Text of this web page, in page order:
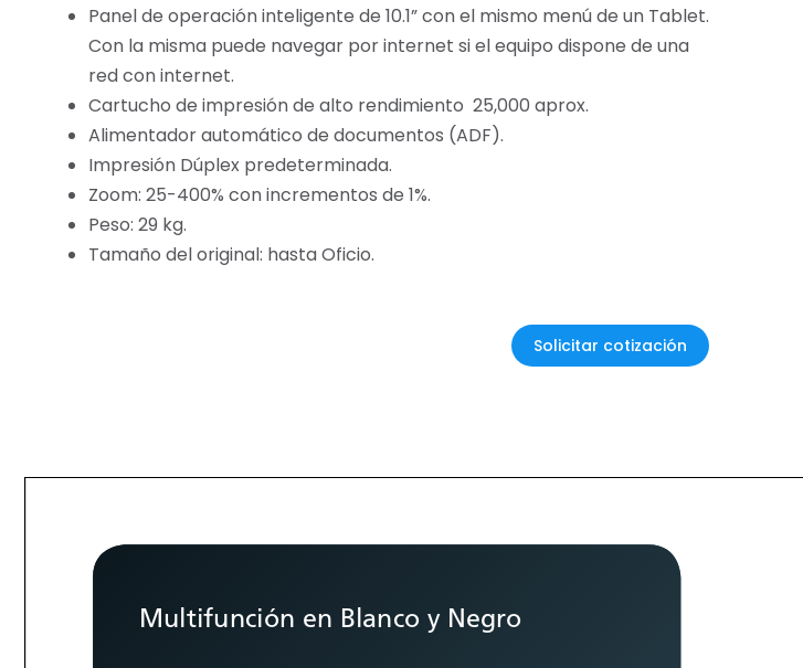
Panel de operación inteligente de 10.1” con el mismo menú de un Tablet.
Con la misma puede navegar por internet si el equipo dispone de una
red con internet.
Cartucho de impresión de alto rendimiento 25,000 aprox.
Alimentador automático de documentos (ADF).
Impresión Dúplex predeterminada.
Zoom: 25-400% con incrementos de 1%.
Peso: 29 kg.
Tamaño del original: hasta Oficio.
Solicitar cotización